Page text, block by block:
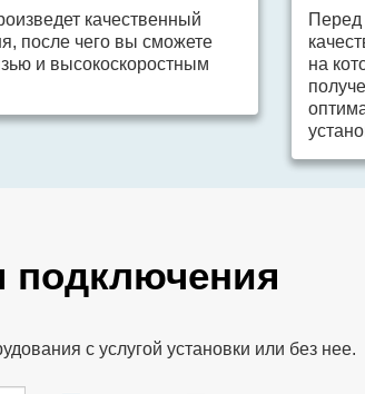
качественный
после чего вы сможете
и высокоскоростным
Перед
на
подключения
с услугой установки или без нее.